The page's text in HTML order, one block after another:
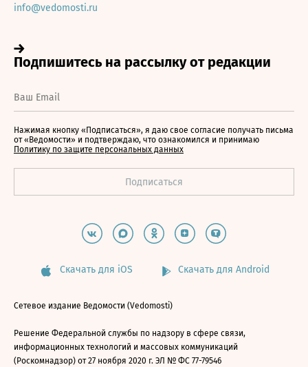
info@vedomosti.ru
Нажимая кнопку «Подписаться», я даю свое согласие получать письма
от «Ведомости» и подтверждаю, что ознакомился и принимаю
Политику по защите персональных данных
Скачать для iOS Скачать для Android
Сетевое издание Ведомости (Vedomosti)
Решение Федеральной службы по надзору в сфере связи,
информационных технологий и массовых коммуникаций
(Роскомнадзор) от 27 ноября 2020 г. ЭЛ № ФС 77-79546